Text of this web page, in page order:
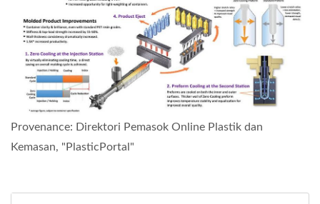
Provenance: Direktori Pemasok Online Plastik dan
Kemasan, "PlasticPortal"